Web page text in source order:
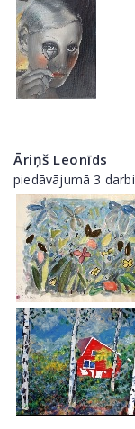
Āriņš Leonīds
piedāvājumā 3 darbi